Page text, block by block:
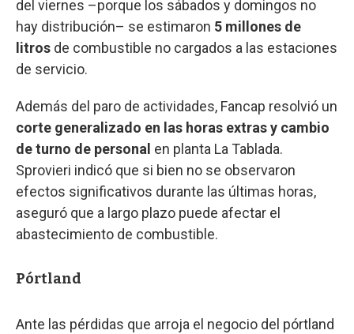
del viernes –porque los sábados y domingos no
hay distribución– se estimaron 5 millones de
litros de combustible no cargados a las estaciones
de servicio.
Además del paro de actividades, Fancap resolvió un
corte generalizado en las horas extras y cambio
de turno de personal en planta La Tablada.
Sprovieri indicó que si bien no se observaron
efectos significativos durante las últimas horas,
aseguró que a largo plazo puede afectar el
abastecimiento de combustible.
Pórtland
Ante las pérdidas que arroja el negocio del pórtland